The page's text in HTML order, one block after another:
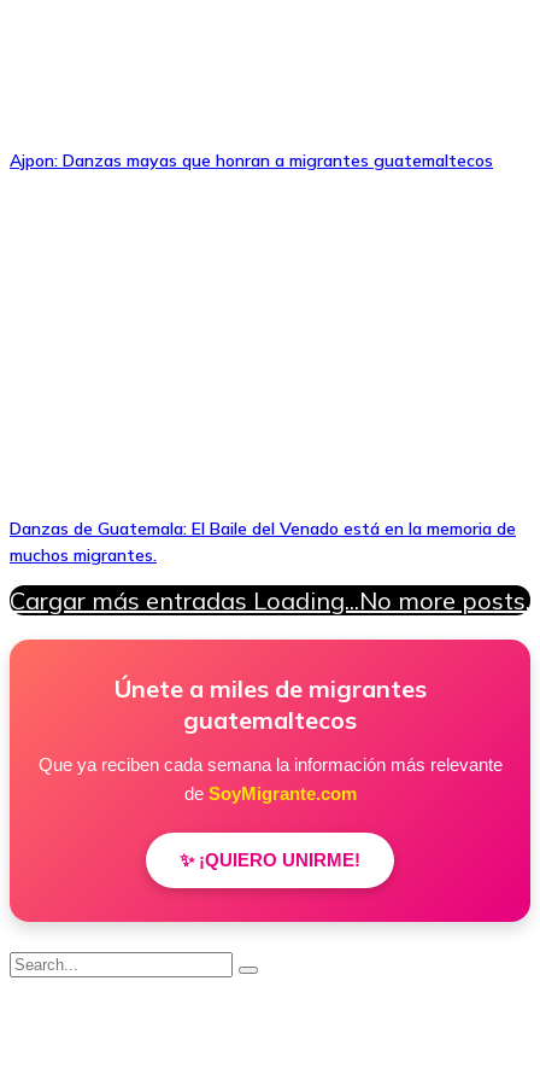
Ajpon: Danzas mayas que honran a migrantes guatemaltecos
Danzas de Guatemala: El Baile del Venado está en la memoria de
muchos migrantes.
Cargar más entradas Loading...No more posts.
Únete a miles de migrantes
guatemaltecos
Que ya reciben cada semana la información más relevante
de SoyMigrante.com
✨ ¡QUIERO UNIRME!